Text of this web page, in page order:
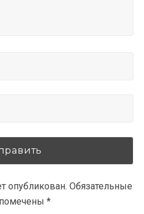
опубликован. Обязательные
*